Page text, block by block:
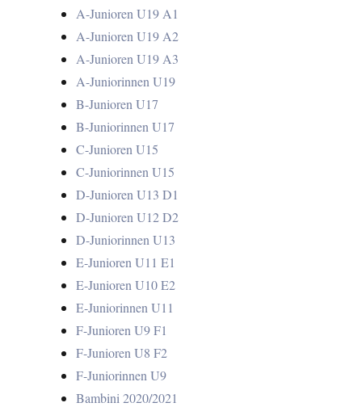
A-Junioren U19 A1
A-Junioren U19 A2
A-Junioren U19 A3
A-Juniorinnen U19
B-Junioren U17
B-Juniorinnen U17
C-Junioren U15
C-Juniorinnen U15
D-Junioren U13 D1
D-Junioren U12 D2
D-Juniorinnen U13
E-Junioren U11 E1
E-Junioren U10 E2
E-Juniorinnen U11
F-Junioren U9 F1
F-Junioren U8 F2
F-Juniorinnen U9
Bambini 2020/2021